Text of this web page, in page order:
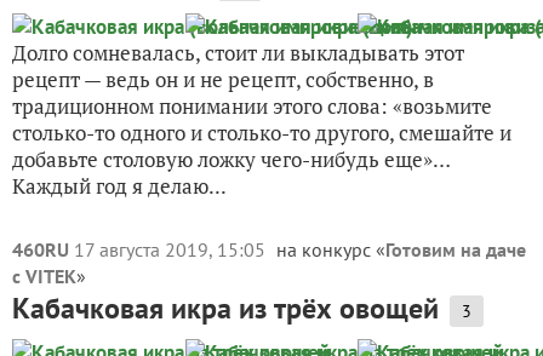
Долго сомневалась, стоит ли выкладывать этот
рецепт — ведь он и не рецепт, собственно, в
традиционном понимании этого слова: «возьмите
столько-то одного и столько-то другого, смешайте и
добавьте столовую ложку чего-нибудь еще»…
Каждый год я делаю...
460RU 17 августа 2019, 15:05 на конкурс «Готовим на даче
с VITEK»
Кабачковая икра из трёх овощей 3